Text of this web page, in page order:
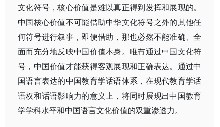
文化符号，核心价值是难以真正得到发挥和展现的。
中国核心价值不可能借助中华文化符号之外的其他任
何符号进行叙事，即便借助，那也必然不能准确、全
面而充分地反映中国价值本身。唯有通过中国文化符
号，中国价值才能获得客观展现和正确表达。通过中
国语言表达的中国教育学话语体系，在现代教育学话
语权和话语影响力的意义上，将同时展现出中国教育
学学科水平和中国语言文化价值的双重渗透力。